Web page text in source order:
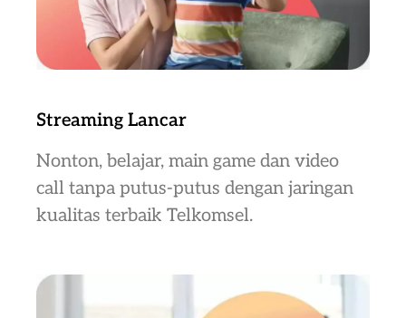
Streaming Lancar
Nonton, belajar, main game dan video
call tanpa putus-putus dengan jaringan
kualitas terbaik Telkomsel.